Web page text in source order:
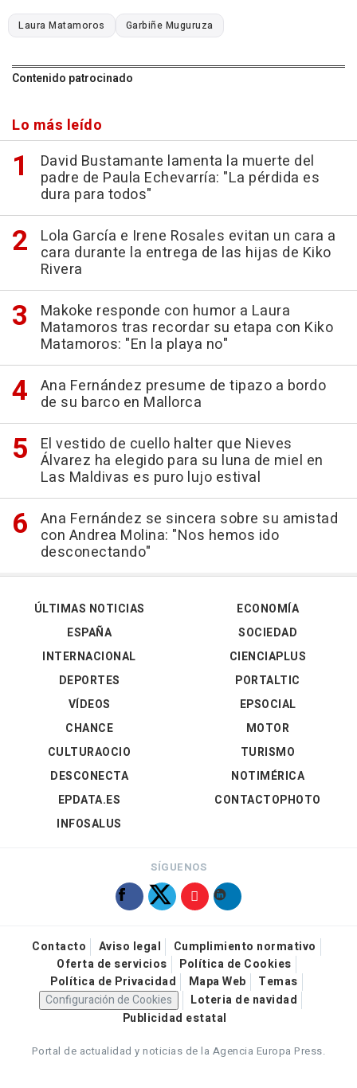
Laura Matamoros Garbiñe Muguruza
Contenido patrocinado
Lo más leído
David Bustamante lamenta la muerte del
padre de Paula Echevarría: "La pérdida es
dura para todos"
Lola García e Irene Rosales evitan un cara a
cara durante la entrega de las hijas de Kiko
Rivera
Makoke responde con humor a Laura
Matamoros tras recordar su etapa con Kiko
Matamoros: "En la playa no"
Ana Fernández presume de tipazo a bordo
de su barco en Mallorca
El vestido de cuello halter que Nieves
Álvarez ha elegido para su luna de miel en
Las Maldivas es puro lujo estival
Ana Fernández se sincera sobre su amistad
con Andrea Molina: "Nos hemos ido
desconectando"
ÚLTIMAS NOTICIAS
ESPAÑA
INTERNACIONAL
DEPORTES
VÍDEOS
ECONOMÍA
SOCIEDAD
CIENCIAPLUS
PORTALTIC
EPSOCIAL
CHANCE
CULTURAOCIO
DESCONECTA
EPDATA.ES
INFOSALUS
MOTOR
TURISMO
NOTIMÉRICA
CONTACTOPHOTO
SÍGUENOS
Contacto Aviso legal
Cumplimiento normativo
Oferta de servicios
Política de Cookies
Política de Privacidad
Mapa Web
Temas
Configuración de Cookies
Loteria de navidad
Publicidad estatal
Portal de actualidad y noticias de la Agencia Europa Press.